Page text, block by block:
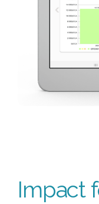
Impact